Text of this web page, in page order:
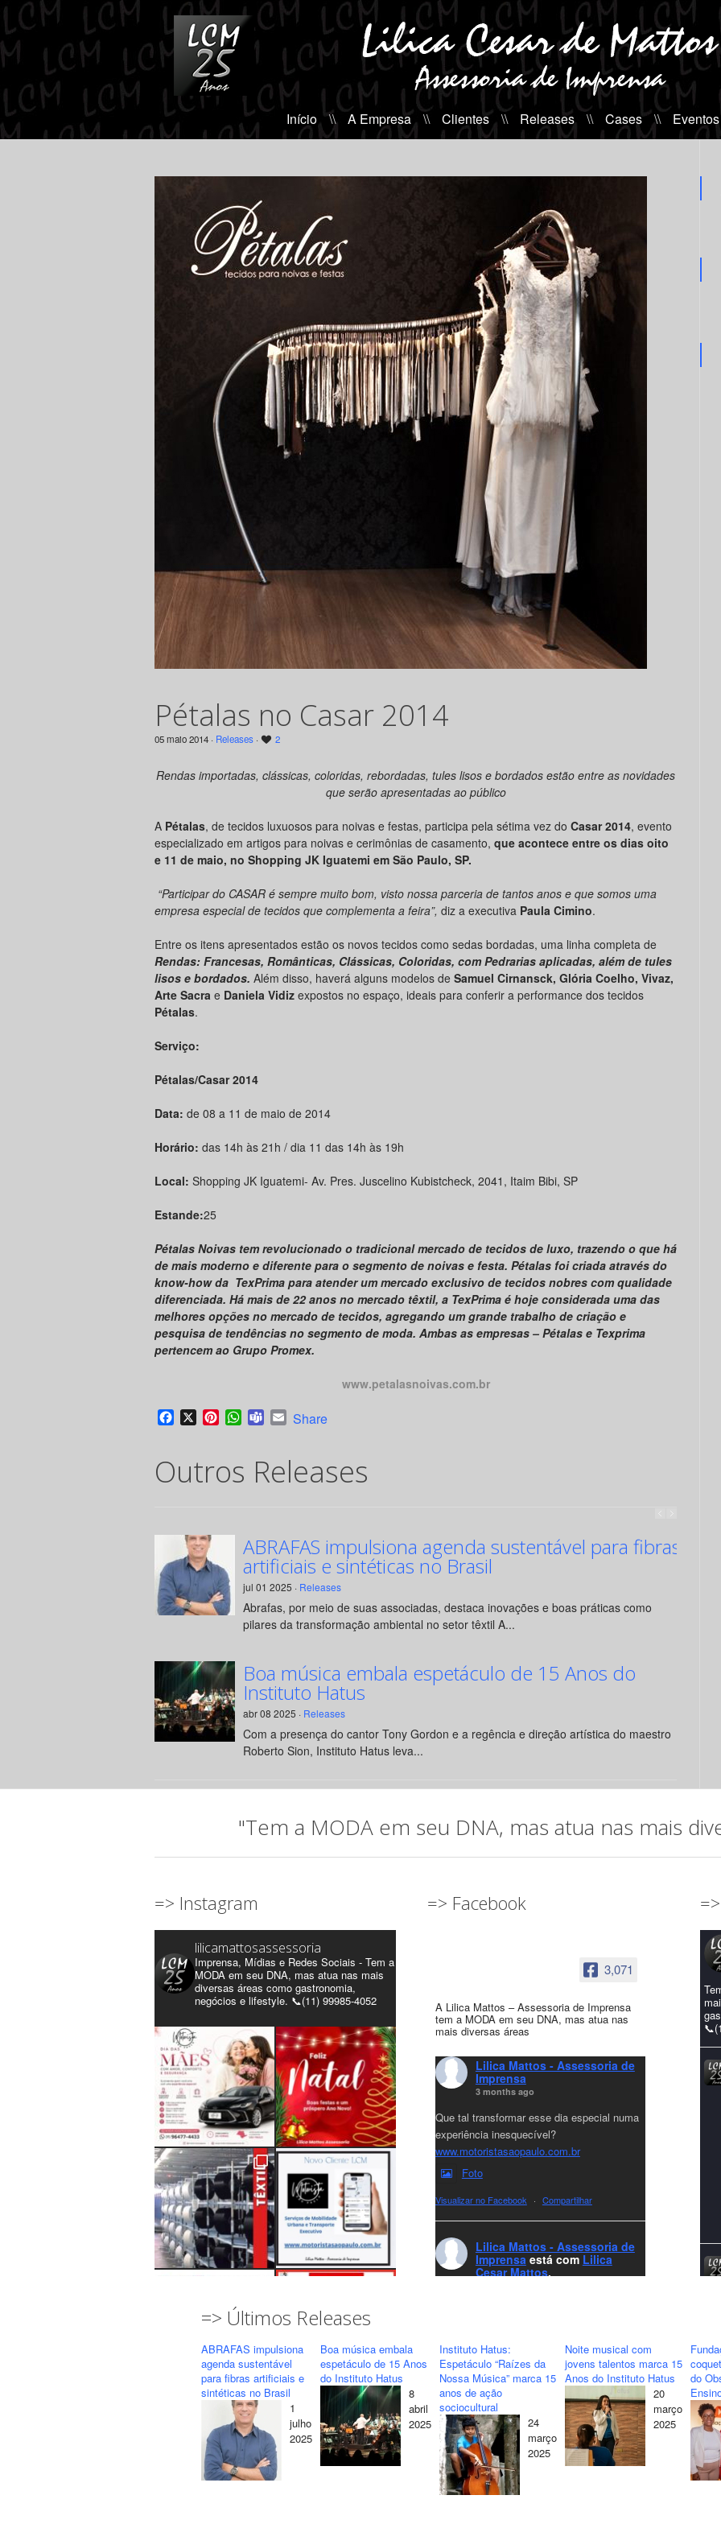
Início \\ A Empresa \\ Clientes \\ Releases \\ Cases \\ Eventos
Pétalas no Casar 2014
05 maio 2014 · Releases · 2
Rendas importadas, clássicas, coloridas, rebordadas, tules lisos e bordados estão entre as novidades
que serão apresentadas ao público
A Pétalas, de tecidos luxuosos para noivas e festas, participa pela sétima vez do Casar 2014, evento
especializado em artigos para noivas e cerimônias de casamento, que acontece entre os dias oito
e 11 de maio, no Shopping JK Iguatemi em São Paulo, SP.
“Participar do CASAR é sempre muito bom, visto nossa parceria de tantos anos e que somos uma
empresa especial de tecidos que complementa a feira”, diz a executiva Paula Cimino.
Entre os itens apresentados estão os novos tecidos como sedas bordadas, uma linha completa de
Rendas: Francesas, Românticas, Clássicas, Coloridas, com Pedrarias aplicadas, além de tules
lisos e bordados. Além disso, haverá alguns modelos de Samuel Cirnansck, Glória Coelho, Vivaz,
Arte Sacra e Daniela Vidiz expostos no espaço, ideais para conferir a performance dos tecidos
Pétalas.
Serviço:
Pétalas/Casar 2014
Data: de 08 a 11 de maio de 2014
Horário: das 14h às 21h / dia 11 das 14h às 19h
Local: Shopping JK Iguatemi- Av. Pres. Juscelino Kubistcheck, 2041, Itaim Bibi, SP
Estande:25
Pétalas Noivas tem revolucionado o tradicional mercado de tecidos de luxo, trazendo o que há
de mais moderno e diferente para o segmento de noivas e festa. Pétalas foi criada através do
know-how da TexPrima para atender um mercado exclusivo de tecidos nobres com qualidade
diferenciada. Há mais de 22 anos no mercado têxtil, a TexPrima é hoje considerada uma das
melhores opções no mercado de tecidos, agregando um grande trabalho de criação e
pesquisa de tendências no segmento de moda. Ambas as empresas – Pétalas e Texprima
pertencem ao Grupo Promex.
www.petalasnoivas.com.br
Facebook
X PinterestWhatsApp
TeamsEmail
Share
Outros Releases
ABRAFAS impulsiona agenda sustentável para fibras
artificiais e sintéticas no Brasil
jul 01 2025 · Releases
Abrafas, por meio de suas associadas, destaca inovações e boas práticas como
pilares da transformação ambiental no setor têxtil A...
Boa música embala espetáculo de 15 Anos do
Instituto Hatus
abr 08 2025 · Releases
Com a presença do cantor Tony Gordon e a regência e direção artística do maestro
Roberto Sion, Instituto Hatus leva...
"Tem a MODA em seu DNA, mas atua nas mais
=> Instagram
lilicamattosassessoria
Imprensa, Mídias e Redes Sociais - Tem a
MODA em seu DNA, mas atua nas mais
diversas áreas como gastronomia,
negócios e lifestyle. 📞(11) 99985-4052
Carregar mais... Seguir
=> Facebook
3,071
A Lilica Mattos – Assessoria de Imprensa
tem a MODA em seu DNA, mas atua nas
mais diversas áreas
Lilica Mattos - Assessoria de
Imprensa
3 months ago
Que tal transformar esse dia especial numa
experiência inesquecível?
www.motoristasaopaulo.com.br
Foto
Visualizar no Facebook · Compartilhar
Lilica Mattos - Assessoria de
Imprensa está com Lilica
Cesar Mattos.
realizações para todos clientes, jornalistas e
amigos que sempre nos acompanham!🎄✨
🥂❤️
#lcmassessoria
#natal
#merrychristmas #felizanonovo
#HappyNewYear
Foto
Visualizar no Facebook
=> Últimos Releases
ABRAFAS impulsiona
agenda sustentável
para fibras artificiais e
sintéticas no Brasil
1
julho
2025
Boa música embala
espetáculo de 15 Anos
do Instituto Hatus
8
abril
2025
Instituto Hatus:
Espetáculo “Raízes da
Nossa Música” marca 15
anos de ação
sociocultural
24
março
2025
Noite musical com
jovens talentos marca 15
Anos do Instituto Hatus
20
março
2025
do